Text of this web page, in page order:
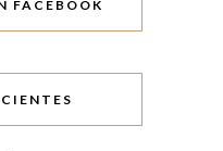
FACEBOOK